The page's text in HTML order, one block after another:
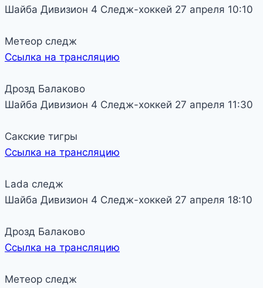
Шайба Дивизион 4 Следж-хоккей 27 апреля 10:10
Метеор следж
Ссылка на трансляцию
Дрозд Балаково
Шайба Дивизион 4 Следж-хоккей 27 апреля 11:30
Сакские тигры
Ссылка на трансляцию
Lada следж
Шайба Дивизион 4 Следж-хоккей 27 апреля 18:10
Дрозд Балаково
Ссылка на трансляцию
Метеор следж